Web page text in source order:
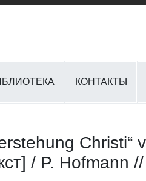
КОНТАКТЫ
/ P.